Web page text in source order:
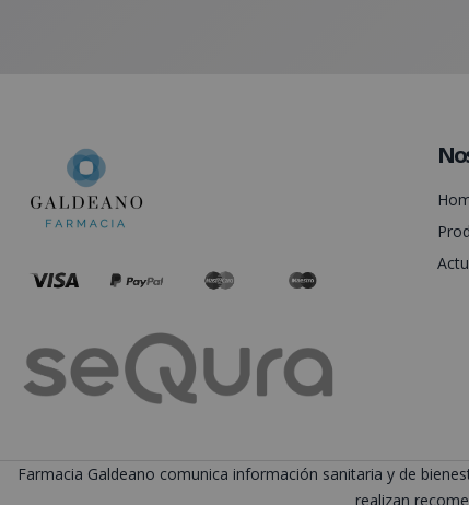
Farmacia Galdeano comunica información sanitaria y de
realizan